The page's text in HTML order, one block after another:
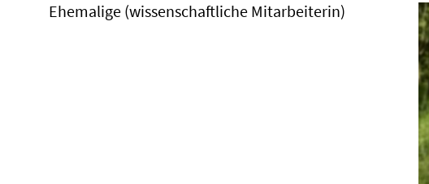
Ehemalige (wissenschaftliche Mitarbeiterin)